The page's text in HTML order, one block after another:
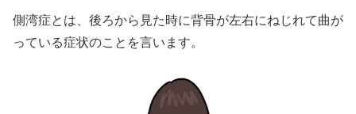
側湾症とは、後ろから見た時に背骨が左右にねじれて曲が
っている症状のことを言います。